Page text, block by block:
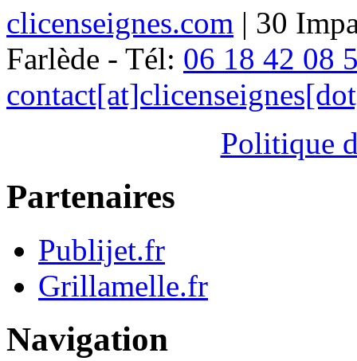
clicenseignes.com | 30
Farlède - Tél: 06 18 42 08
Politique
Partenaires
Publijet.fr
Grillamelle.fr
Navigation